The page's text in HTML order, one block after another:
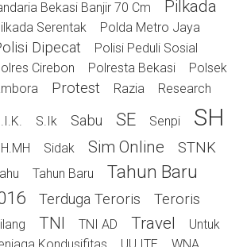
Bekasi Banjir 70 Cm
Pilkada
Serentak Polda Metro Jaya
Dipecat
Polisi Peduli Sosial
Cirebon
Polresta Bekasi
Polsek
Protest Razia Research
S.Ik Sabu SE Senpi SH
Sidak Sim Online STNK
Tahun Baru
Tahun Baru
Terduga Teroris Teroris
TNI TNI AD Travel
Untuk